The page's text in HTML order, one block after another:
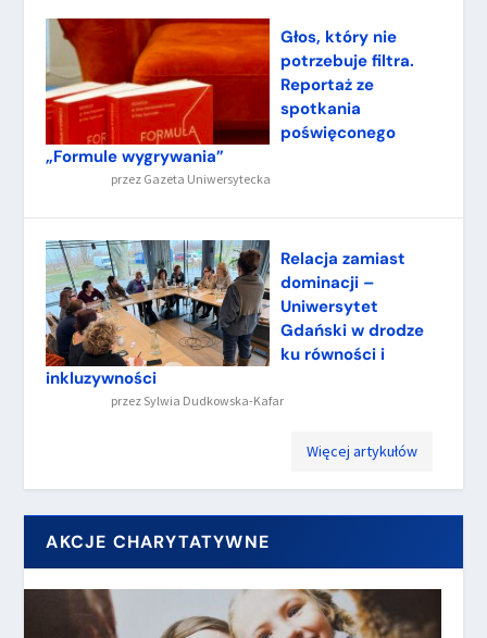
Głos, który nie
potrzebuje filtra.
Reportaż ze
spotkania
poświęconego
„Formule wygrywania”
przez Gazeta Uniwersytecka
Relacja zamiast
dominacji –
Uniwersytet
Gdański w drodze
ku równości i
inkluzywności
przez Sylwia Dudkowska-Kafar
Więcej artykułów
AKCJE CHARYTATYWNE